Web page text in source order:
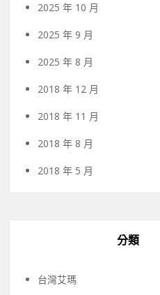
2025 年 10 月
2025 年 9 月
2025 年 8 月
2018 年 12 月
2018 年 11 月
2018 年 8 月
2018 年 5 月
分類
台灣艾瑪